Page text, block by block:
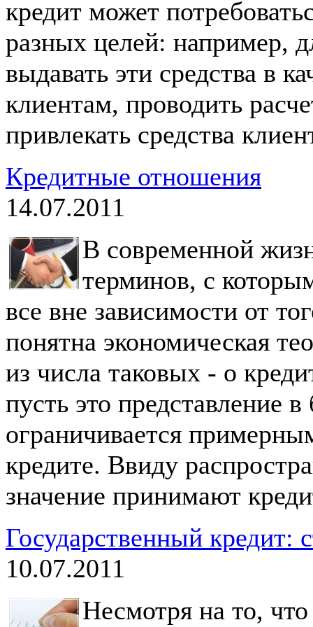
кредит может
разных целей: например,
выдавать эти средства в
клиентам, проводить
привлекать средства
Кредитные отношения
14.07.2011
В современной
терминов, с
все вне зависимости от
понятна экономическая
из числа таковых - о
пусть это представление
ограничивается
кредите. Ввиду
значение принимают
Государственный кредит:
10.07.2011
Несмотря на то, что